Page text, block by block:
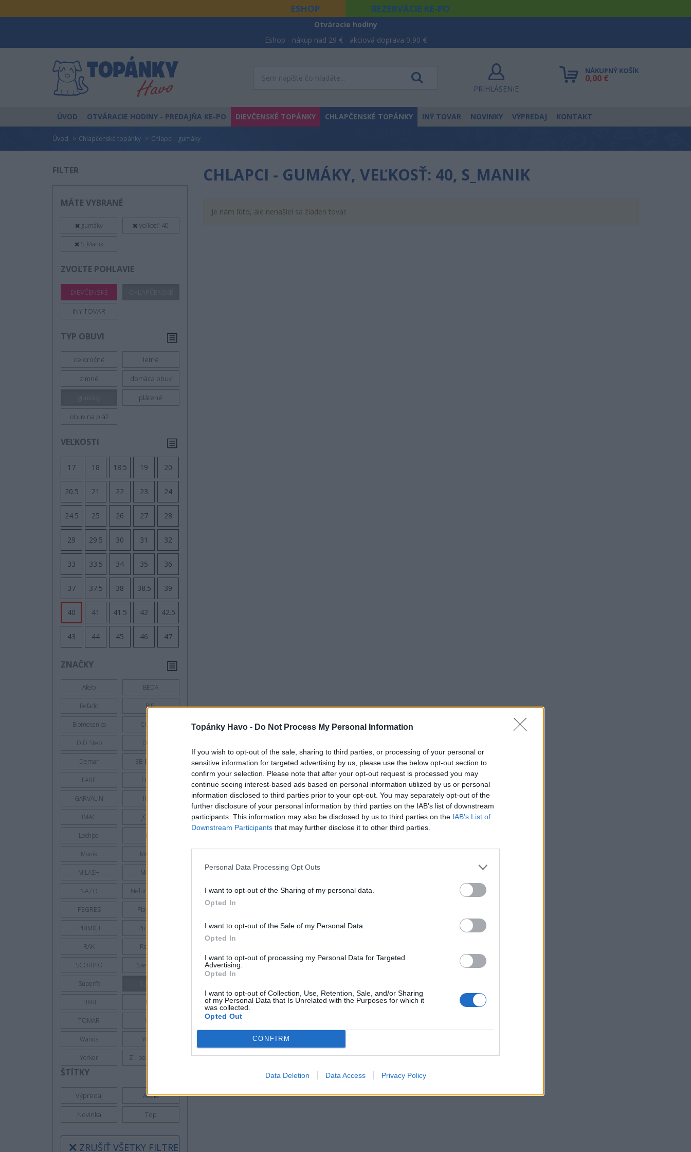
Topánky Havo - Do Not Process My Personal Information
If you wish to opt-out of the sale, sharing to third parties, or processing of your personal or
sensitive information for targeted advertising by us, please use the below opt-out section to
confirm your selection. Please note that after your opt-out request is processed you may
continue seeing interest-based ads based on personal information utilized by us or personal
information disclosed to third parties prior to your opt-out. You may separately opt-out of the
further disclosure of your personal information by third parties on the IAB’s list of downstream
participants. This information may also be disclosed by us to third parties on the IAB’s List of
Downstream Participants that may further disclose it to other third parties.
Personal Data Processing Opt Outs
I want to opt-out of the Sharing of my personal data.
Opted In
I want to opt-out of the Sale of my Personal Data.
Opted In
I want to opt-out of processing my Personal Data for Targeted
Advertising.
Opted In
I want to opt-out of Collection, Use, Retention, Sale, and/or Sharing
of my Personal Data that Is Unrelated with the Purposes for which it
was collected.
Opted Out
CONFIRM
Data Deletion Data Access Privacy Policy
ESHOP REZERVÁCIE KE-PO
Otváracie hodiny
Eshop - nákup nad 29 € - akciová doprava 0,90 €
PRIHLÁSENIE
NÁKUPNÝ KOŠÍK
0,00 €
ÚVOD OTVÁRACIE HODINY - PREDAJŇA KE-PO DIEVČENSKÉ TOPÁNKY CHLAPČENSKÉ TOPÁNKY INÝ TOVAR NOVINKY VÝPREDAJ KONTAKT
Úvod Chlapčenské topánky Chlapci - gumáky
FILTER
MÁTE VYBRANÉ
gumáky Veľkosť: 40
S_Manik
ZVOĽTE POHLAVIE
DIEVČENSKÉ
INY TOVAR
TYP OBUVI
celoročné letné
zimné domáca obuv
plátené
obuv na pláž
VEĽKOSTI
17 18 18.5 19 20
20.5 21 22 23 24
24.5 25 26 27 28
29 29.5 30 31 32
33 33.5 34 35 36
37 37.5 38 38.5 39
40 41 41.5 42 42.5
43 44 45 46 47
ZNAČKY
Afelo BEDA
Befado BIBI
Biomecanics COQUI
D.D.Step D.P.K.
Demar EB-Brutting
FARE Froddo
GARVALIN IGOR
IMAC JONAP
Lechpol Lico
Manik MAZBIT
MILASH Moneta
NAZO Nelun - Pidilidi
PEGRES Playshoes
PRIMIGI Protetika
RAK Ren But
SCORPIO Sterntaler
Superfit
TIKKI Toga
TOMAR VTR
Wanda Yoclub
Yorker Z - bez zaradenia
ŠTÍTKY
Výpredaj Akcia
Novinka Top
ZRUŠIŤ VŠETKY FILTRE
CHLAPCI - GUMÁKY, VEĽKOSŤ: 40, S_MANIK
Je nám ľúto, ale nenašiel sa žiaden tovar.